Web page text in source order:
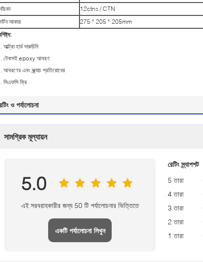
12ctns / CTN
আকার
275 * 205 * 205mm
আল্ট্রা হার্ড দারুচিনি
টেকসই epoxy আবরণ
আবরণের এবং স্ক্র্যাচ প্রতিরোধের
সিএফসি ফ্রি
ও পর্যালোচনা
সামগ্রিক মূল্যায়ন
5.0
এই সরবরাহকারীর জন্য 50 টি পর্যালোচনার ভিত্তিতে
একটি পর্যালোচনা লিখুন
রেটিং স্ন্যাপশট
5 তারা
4 তারা
3 তারা
2 তারা
1 তারা